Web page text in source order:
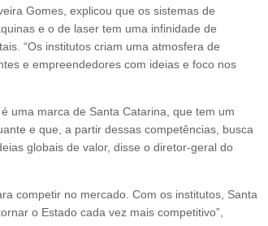
Gomes, explicou que os sistemas de
e o de laser tem uma infinidade de
“Os institutos criam uma atmosfera de
e empreendedores com ideias e foco nos
uma marca de Santa Catarina, que tem um
e que, a partir dessas competências, busca
globais de valor, disse o diretor-geral do
competir no mercado. Com os institutos, Santa
o Estado cada vez mais competitivo”,